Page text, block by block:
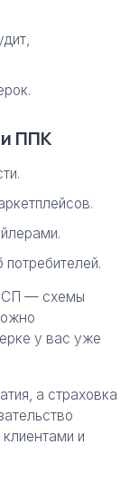
ППК
— схемы
у вас уже
а страховка
и